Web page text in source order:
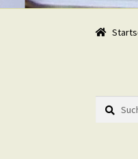
Start
Suchen
nach: